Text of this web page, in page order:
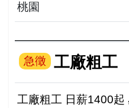
桃園
急徵 工廠粗工
工廠粗工 日薪1400起